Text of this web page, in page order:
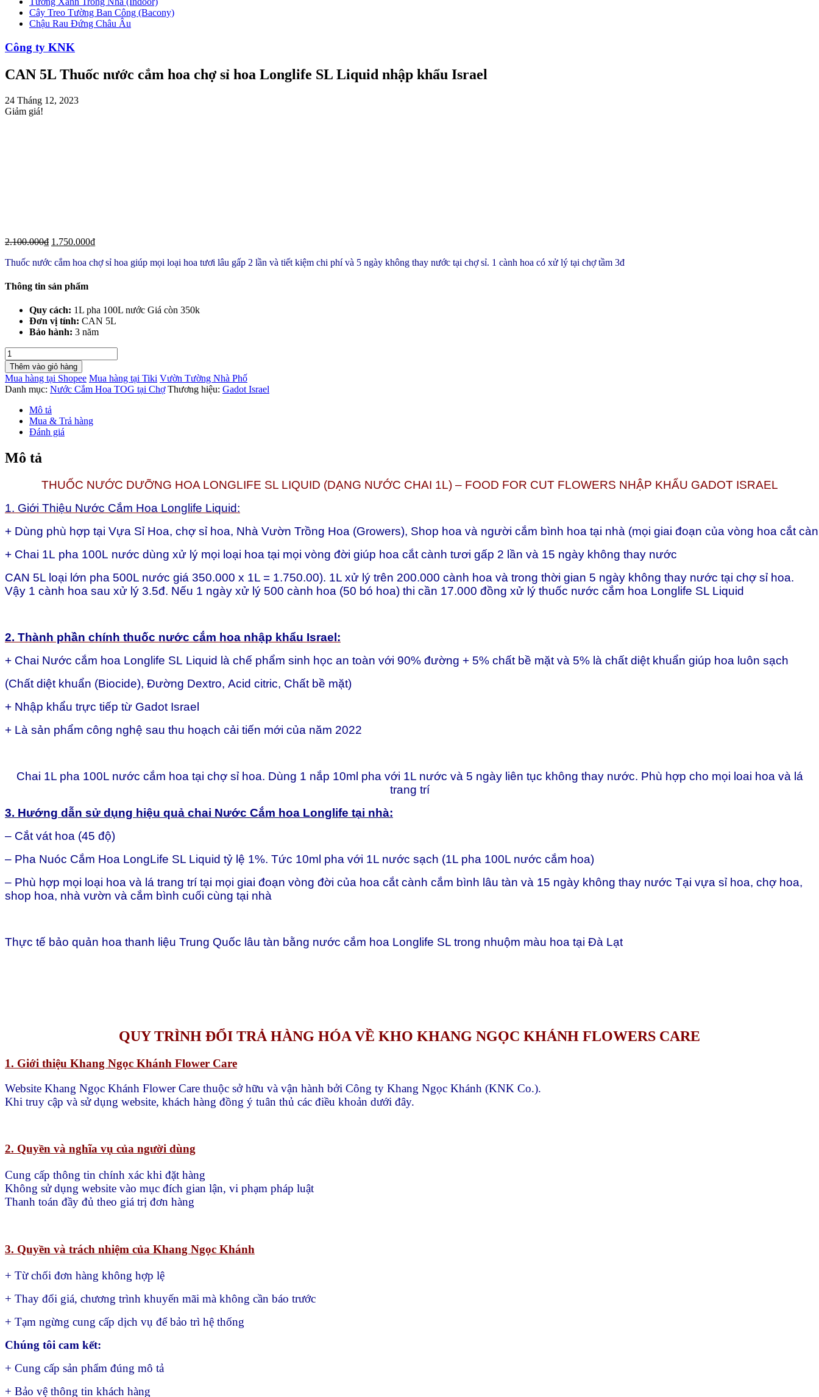
Cây Treo Tường Ban Công (Bacony)
Chậu Rau Đứng Châu Âu
Công ty KNK
CAN 5L Thuốc nước cắm hoa chợ sỉ hoa Longlife SL Liquid nhập khẩu Israel
24 Tháng 12, 2023
Giảm giá!
2.100.000₫ 1.750.000₫
Thuốc nước cắm hoa chợ sỉ hoa giúp mọi loại hoa tươi lâu gấp 2 lần và tiết kiệm chi phí và 5 ngày không thay nước tại chợ sỉ. 1 cành hoa có xử lý tại chợ tầm 3đ
Thông tin sản phẩm
Quy cách: 1L pha 100L nước Giá còn 350k
Đơn vị tính: CAN 5L
Bảo hành: 3 năm
CAN
5L
Thuốc
nước
cắm
Longlife
SL
Israel
số
lượng
Thêm vào giỏ hàng
Mua hàng tại Shopee Mua hàng tại Tiki Vườn Tường Nhà Phố
Danh mục: Nước Cắm Hoa TOG tại Chợ Thương hiệu: Gadot Israel
Mô tả
Mua & Trả hàng
Đánh giá
Mô tả
THUỐC NƯỚC DƯỠNG HOA LONGLIFE SL LIQUID (DẠNG NƯỚC CHAI 1L) – FOOD FOR CUT FLOWERS NHẬP KHẨU GADOT ISRAEL
1. Giới Thiệu Nước Cắm Hoa Longlife Liquid:
+ Dùng phù hợp tại Vựa Sỉ Hoa, chợ sỉ hoa, Nhà Vườn Trồng Hoa (Growers), Shop hoa và người cắm bình hoa tại nhà (mọi giai đoạn của vòng hoa cắt
+ Chai 1L pha 100L nước dùng xử lý mọi loại hoa tại mọi vòng đời giúp hoa cắt cành tươi gấp 2 lần và 15 ngày không thay nước
CAN 5L loại lớn pha 500L nước giá 350.000 x 1L = 1.750.00). 1L xử lý trên 200.000 cành hoa và trong thời gian 5 ngày không thay nước tại chợ sỉ hoa.
Vậy 1 cành hoa sau xử lý 3.5đ. Nếu 1 ngày xử lý 500 cành hoa (50 bó hoa) thi cần 17.000 đồng xử lý thuốc nước cắm hoa Longlife SL Liquid
2. Thành phần chính thuốc nước cắm hoa nhập khẩu Israel:
+ Chai Nước cắm hoa Longlife SL Liquid là chế phẩm sinh học an toàn với 90% đường + 5% chất bề mặt và 5% là chất diệt khuẩn giúp hoa luôn sạch
(Chất diệt khuẩn (Biocide), Đường Dextro, Acid citric, Chất bề mặt)
+ Nhập khẩu trực tiếp từ Gadot Israel
+ Là sản phẩm công nghệ sau thu hoạch cải tiến mới của năm 2022
Chai 1L pha 100L nước cắm hoa tại chợ sỉ hoa. Dùng 1 nắp 10ml pha với 1L nước và 5 ngày liên tục không thay nước. Phù hợp cho mọi loai hoa và lá
trang trí
3. Hướng dẫn sử dụng hiệu quả chai Nước Cắm hoa Longlife tại nhà:
– Cắt vát hoa (45 độ)
– Pha Nuóc Cắm Hoa LongLife SL Liquid tỷ lệ 1%. Tức 10ml pha với 1L nước sạch (1L pha 100L nước cắm hoa)
– Phù hợp mọi loại hoa và lá trang trí tại mọi giai đoạn vòng đời của hoa cắt cành cắm bình lâu tàn và 15 ngày không thay nước Tại vựa sỉ hoa, chợ hoa,
shop hoa, nhà vườn và cắm bình cuối cùng tại nhà
Thực tế bảo quản hoa thanh liệu Trung Quốc lâu tàn bằng nước cắm hoa Longlife SL trong nhuộm màu hoa tại Đà Lạt
QUY TRÌNH ĐỔI TRẢ HÀNG HÓA VỀ KHO KHANG NGỌC KHÁNH FLOWERS CARE
1. Giới thiệu Khang Ngọc Khánh Flower Care
Website Khang Ngọc Khánh Flower Care thuộc sở hữu và vận hành bởi Công ty Khang Ngọc Khánh (KNK Co.).
Khi truy cập và sử dụng website, khách hàng đồng ý tuân thủ các điều khoản dưới đây.
2. Quyền và nghĩa vụ của người dùng
Cung cấp thông tin chính xác khi đặt hàng
Không sử dụng website vào mục đích gian lận, vi phạm pháp luật
Thanh toán đầy đủ theo giá trị đơn hàng
3. Quyền và trách nhiệm của Khang Ngọc Khánh
+ Từ chối đơn hàng không hợp lệ
+ Thay đổi giá, chương trình khuyến mãi mà không cần báo trước
+ Tạm ngừng cung cấp dịch vụ để bảo trì hệ thống
Chúng tôi cam kết:
+ Cung cấp sản phẩm đúng mô tả
+ Bảo vệ thông tin khách hàng